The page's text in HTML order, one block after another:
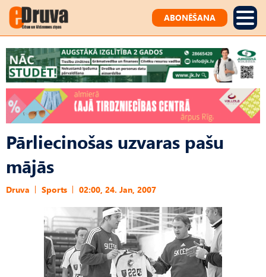
ABONĒŠANA
Pārliecinošas uzvaras pašu
mājās
Druva Sports 02:00, 24. Jan, 2007